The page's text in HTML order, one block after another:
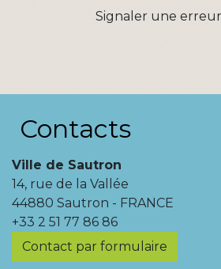
Signaler une
Contacts
Ville de Sautron
14, rue de la Vallée
44880 Sautron - FRANCE
+33 2 51 77 86 86
Contact par formulaire